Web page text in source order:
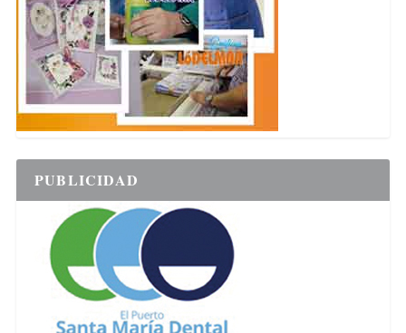
PUBLICIDAD